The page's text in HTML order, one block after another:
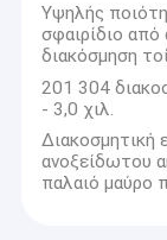
Υψηλής
σφαιρίδιο από
διακόσμηση
201 304
- 3,0 χιλ.
ανοξείδωτου
παλαιό μαύρο